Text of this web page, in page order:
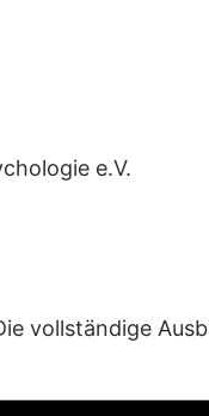
e.V.
vollständige